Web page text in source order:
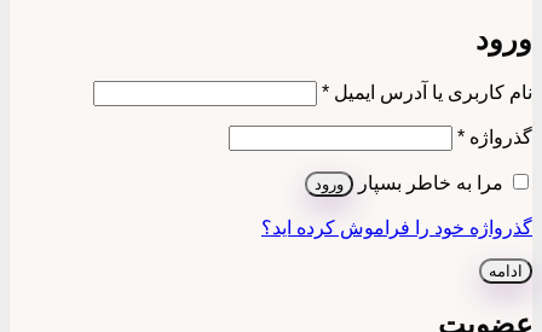
ورود
نام کاربری یا آدرس ایمیل *الزامی
گذرواژه *الزامی
مرا به خاطر بسپار ورود
گذرواژه خود را فراموش کرده اید؟
ادامه
عضویت